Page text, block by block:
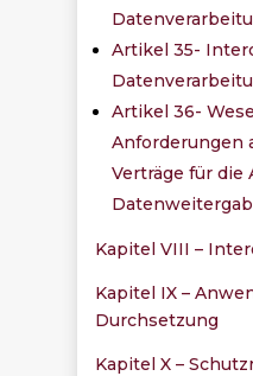
Artikel 35-
Artikel 36-
Anforderungen
Verträge für die
Kapitel VIII –
Kapitel IX –
Durchsetzung
Kapitel X –